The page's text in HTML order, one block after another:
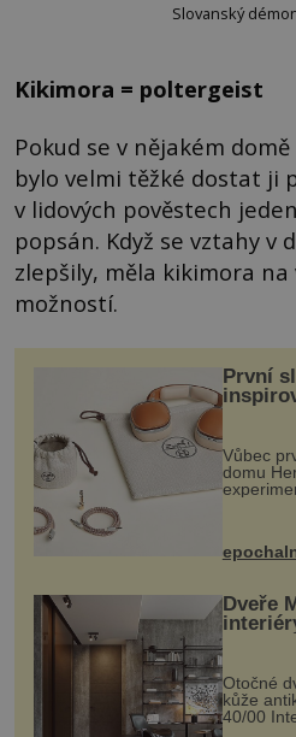
Slovanský
Kikimora = poltergeist
Pokud se v nějakém
bylo velmi těžké dostat ji
v lidových pověstech
popsán. Když se vztahy v
zlepšily, měla kikimora na
možností.
První
Vůbec
domu
kovový...
Dveře
Otočné
kůže
40/00
zakázku